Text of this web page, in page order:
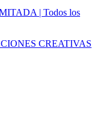
| Todos los
CREATIVAS